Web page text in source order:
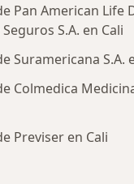
Pan American Life
S.A. en Cali
Suramericana S.A.
Colmedica
Previser en Cali